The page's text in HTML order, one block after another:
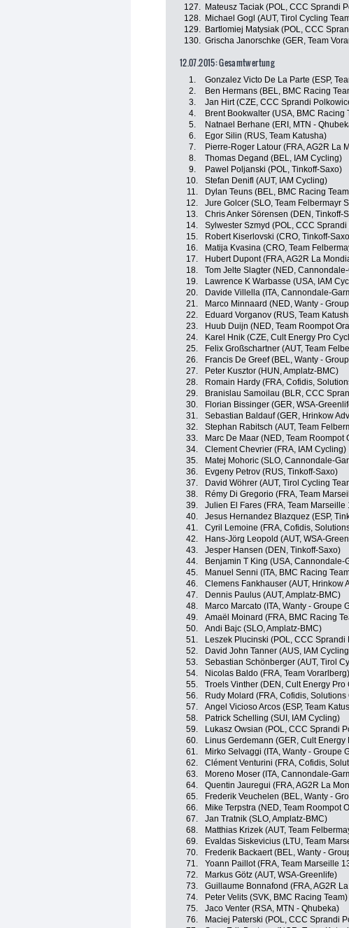
127.
Mateusz Taciak (POL, CCC Sprandi
128.
Michael Gogl (AUT, Tirol Cycling
129.
Bartlomiej Matysiak (POL, CCC
130. Grischa Janorschke (GER, Team
12.07.2015: Gesamtwertung
1. Gonzalez Victo De La Parte (ESP,
2.
Ben Hermans (BEL, BMC Racing
3.
Jan Hirt (CZE, CCC Sprandi
4.
Brent Bookwalter (USA, BMC Racing
5.
Natnael Berhane (ERI, MTN -
6.
Egor Silin (RUS, Team Katusha)
7.
Pierre-Roger Latour (FRA, AG2R La
8.
Thomas Degand (BEL, IAM Cycling)
9.
Pawel Poljanski (POL, Tinkoff-Saxo)
10.
Stefan Denifl (AUT, IAM Cycling)
11.
Dylan Teuns (BEL, BMC Racing
12.
Jure Golcer (SLO, Team Felbermayr
13.
Chris Anker Sörensen (DEN, Tinkoff-
14.
Sylwester Szmyd (POL, CCC
15.
Robert Kiserlovski (CRO, Tinkoff-
16.
Matija Kvasina (CRO, Team
17.
Hubert Dupont (FRA, AG2R La
18.
Tom Jelte Slagter (NED,
19.
Lawrence K Warbasse (USA, IAM
20.
Davide Villella (ITA, Cannondale-
21.
Marco Minnaard (NED, Wanty -
22.
Eduard Vorganov (RUS, Team
23.
Huub Duijn (NED, Team Roompot
24.
Karel Hnik (CZE, Cult Energy Pro
25.
Felix Großschartner (AUT, Team
26.
Francis De Greef (BEL, Wanty -
27.
Peter Kusztor (HUN, Amplatz-BMC)
28.
Romain Hardy (FRA, Cofidis,
29.
Branislau Samoilau (BLR, CCC
30.
Florian Bissinger (GER, WSA-
31.
Sebastian Baldauf (GER, Hrinkow
32.
Stephan Rabitsch (AUT, Team
33.
Marc De Maar (NED, Team Roompot
34.
Clement Chevrier (FRA, IAM Cycling)
35.
Matej Mohoric (SLO, Cannondale-
36.
Evgeny Petrov (RUS, Tinkoff-Saxo)
37.
David Wöhrer (AUT, Tirol Cycling
38.
Rémy Di Gregorio (FRA, Team
39.
Julien El Fares (FRA, Team Marseille
40.
Jesus Hernandez Blazquez (ESP,
41.
Cyril Lemoine (FRA, Cofidis,
42.
Hans-Jörg Leopold (AUT, WSA-
43.
Jesper Hansen (DEN, Tinkoff-Saxo)
44.
Benjamin T King (USA, Cannondale-
45.
Manuel Senni (ITA, BMC Racing
46.
Clemens Fankhauser (AUT, Hrinkow
47.
Dennis Paulus (AUT, Amplatz-BMC)
48.
Marco Marcato (ITA, Wanty - Groupe
49.
Amaël Moinard (FRA, BMC Racing
50.
Andi Bajc (SLO, Amplatz-BMC)
51.
Leszek Plucinski (POL, CCC Sprandi
52.
David John Tanner (AUS, IAM
53.
Sebastian Schönberger (AUT, Tirol
54.
Nicolas Baldo (FRA, Team Vorarlberg)
55.
Troels Vinther (DEN, Cult Energy Pro
56.
Rudy Molard (FRA, Cofidis, Solutions
57.
Angel Vicioso Arcos (ESP, Team
58.
Patrick Schelling (SUI, IAM Cycling)
59.
Lukasz Owsian (POL, CCC Sprandi
60.
Linus Gerdemann (GER, Cult Energy
61.
Mirko Selvaggi (ITA, Wanty - Groupe
62.
Clément Venturini (FRA, Cofidis,
63.
Moreno Moser (ITA, Cannondale-
64.
Quentin Jauregui (FRA, AG2R La
65.
Frederik Veuchelen (BEL, Wanty -
66.
Mike Terpstra (NED, Team Roompot
67.
Jan Tratnik (SLO, Amplatz-BMC)
68.
Matthias Krizek (AUT, Team
69.
Evaldas Siskevicius (LTU, Team
70.
Frederik Backaert (BEL, Wanty -
71.
Yoann Paillot (FRA, Team Marseille
72.
Markus Götz (AUT, WSA-Greenlife)
73.
Guillaume Bonnafond (FRA, AG2R
74.
Peter Velits (SVK, BMC Racing Team)
75.
Jaco Venter (RSA, MTN - Qhubeka)
76.
Maciej Paterski (POL, CCC Sprandi